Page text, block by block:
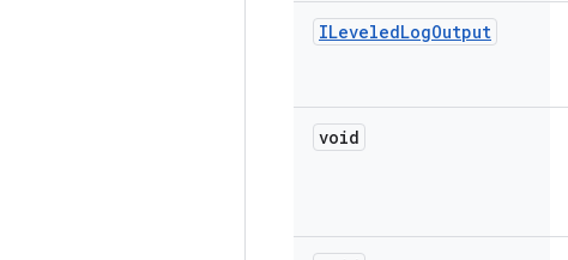
ILeveledLogOutput
void